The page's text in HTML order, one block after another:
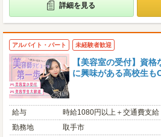
詳細を見る
アルバイト・パート 未経験者歓迎
【美容室の受付】資
に興味がある高校生
給与
時給1080円以上＋交通費支給
勤務地
取手市